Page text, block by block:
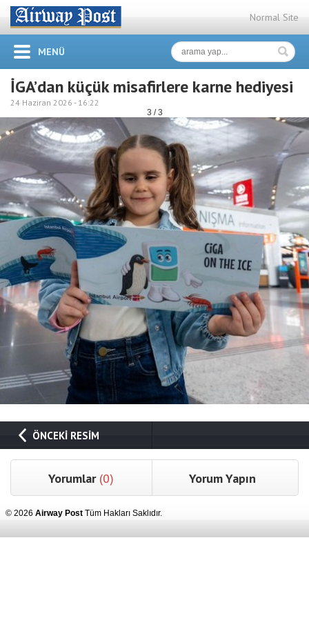
Normal Site
MENÜ
İGA’dan küçük misafirlere karne hediyesi
24 Haziran 2026 - 16:22
3 / 3
ÖNCEKİ RESİM
Yorumlar (0) Yorum Yapın
© 2026 Airway Post Tüm Hakları Saklıdır.